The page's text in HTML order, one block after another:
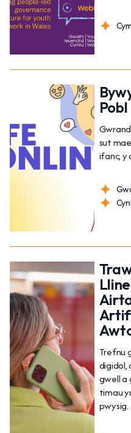
sut
ifanc, y
Trefnu
digidol,
gwell a
timau
pwysig.